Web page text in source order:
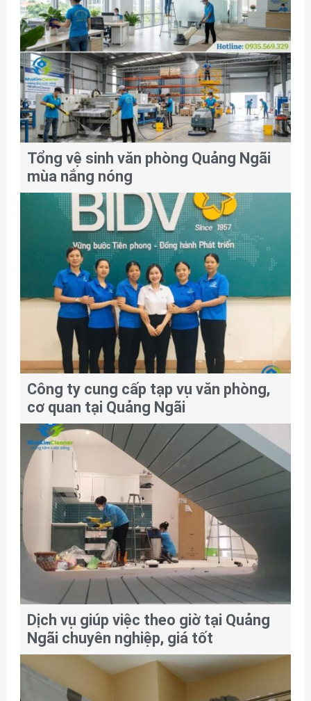
Tổng vệ sinh văn phòng Quảng Ngãi
mùa nắng nóng
Công ty cung cấp tạp vụ văn phòng,
cơ quan tại Quảng Ngãi
Dịch vụ giúp việc theo giờ tại Quảng
Ngãi chuyên nghiệp, giá tốt